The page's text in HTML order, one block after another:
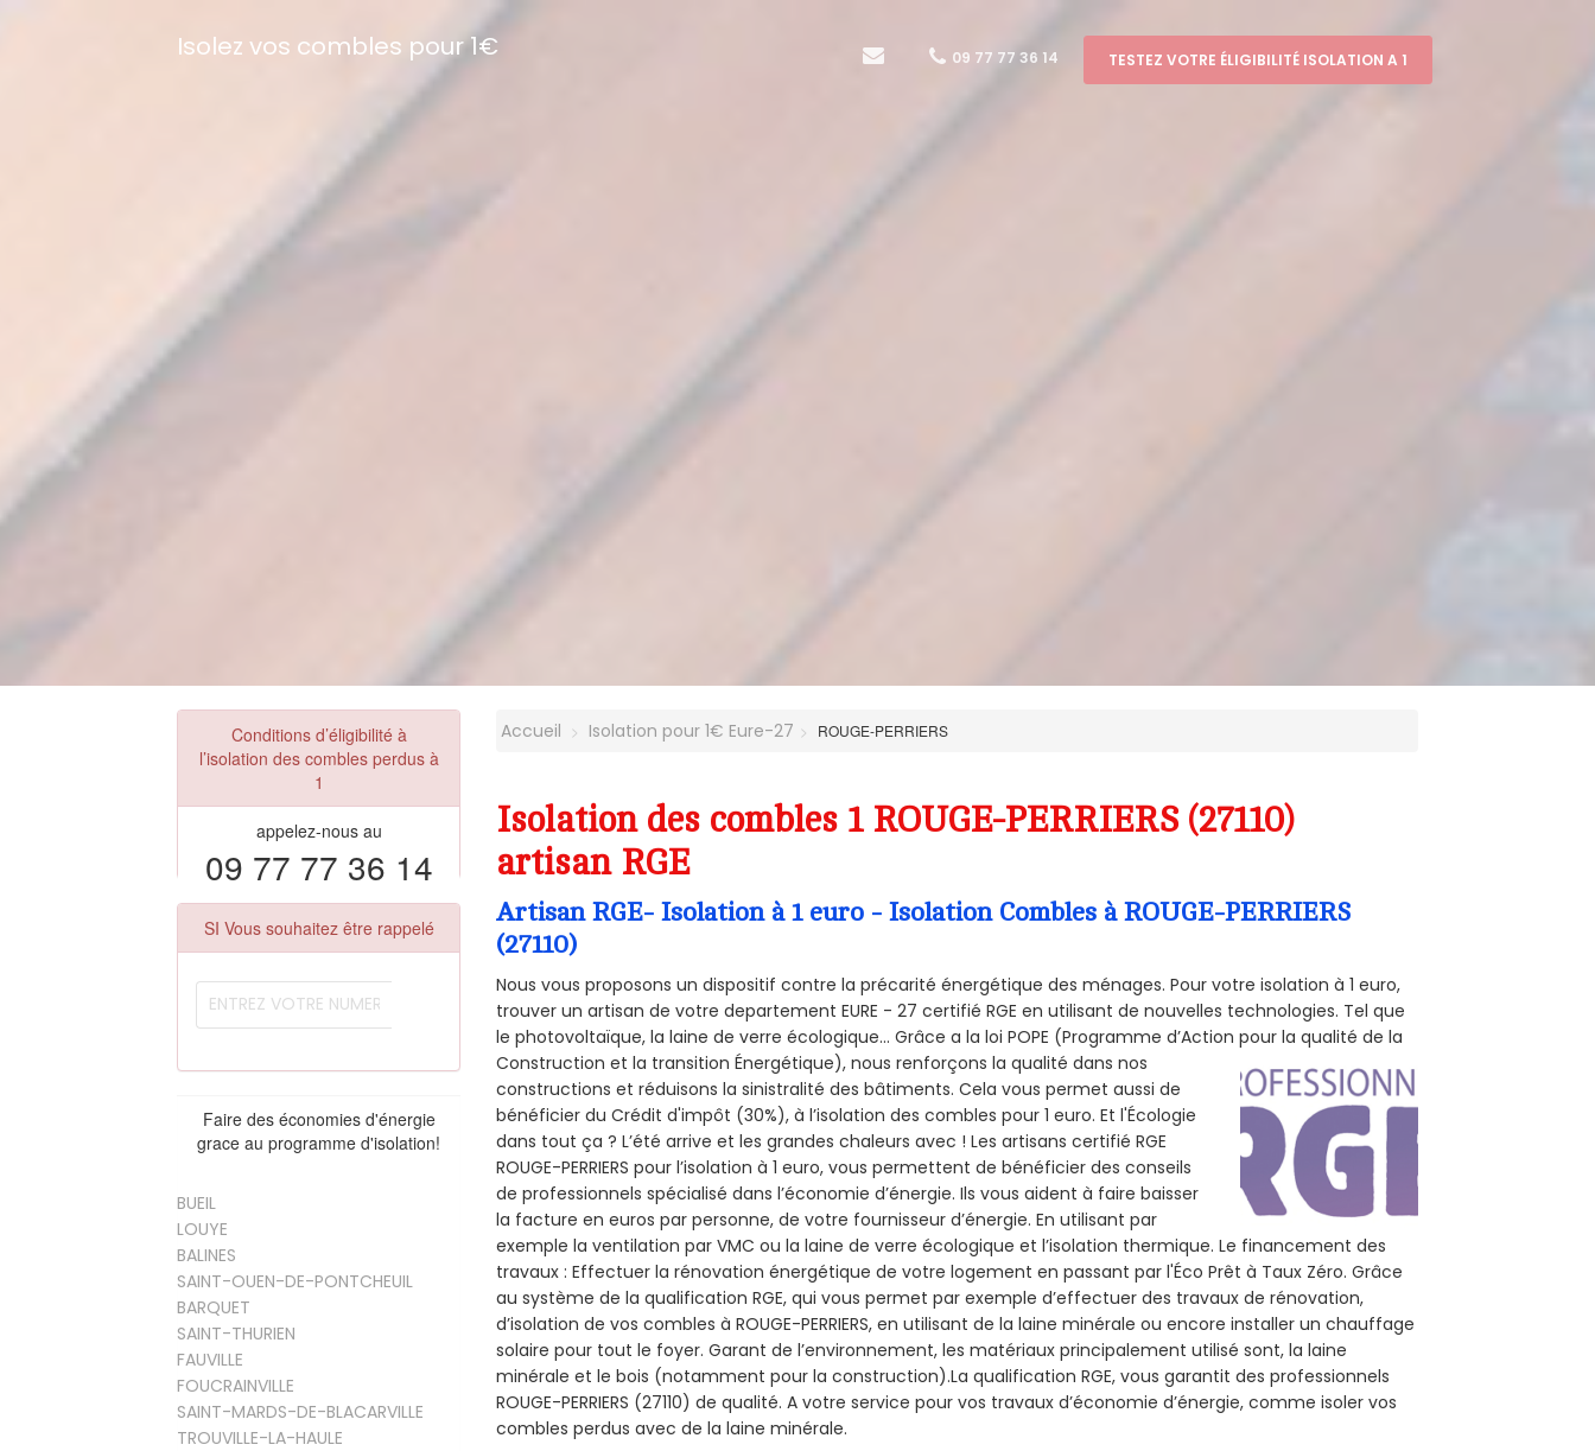
Isolez vos combles pour 1€ 09 77 77 36 14 TESTEZ VOTRE ÉLIGIBILITÉ ISOLATION A 1
Conditions d’éligibilité à
l’isolation des combles perdus à
1
appelez-nous au
09 77 77 36 14
SI Vous souhaitez être rappelé
Faire des économies d'énergie
grace au programme d'isolation!
BUEIL
LOUYE
BALINES
SAINT-OUEN-DE-PONTCHEUIL
BARQUET
SAINT-THURIEN
FAUVILLE
FOUCRAINVILLE
SAINT-MARDS-DE-BLACARVILLE
TROUVILLE-LA-HAULE
Accueil Isolation pour 1€ Eure-27 ROUGE-PERRIERS
Isolation des combles 1 ROUGE-PERRIERS (27110)
artisan RGE
Artisan RGE- Isolation à 1 euro - Isolation Combles à ROUGE-PERRIERS
(27110)
Nous vous proposons un dispositif contre la précarité énergétique des ménages. Pour votre isolation à 1 euro,
trouver un artisan de votre departement EURE - 27 certifié RGE en utilisant de nouvelles technologies. Tel que
le photovoltaïque, la laine de verre écologique... Grâce a la loi POPE (Programme d’Action pour la qualité de la
Construction et la transition Énergétique), nous renforçons la qualité dans nos
constructions et réduisons la sinistralité des bâtiments. Cela vous permet aussi de
bénéficier du Crédit d'impôt (30%), à l’isolation des combles pour 1 euro. Et l'Écologie
dans tout ça ? L’été arrive et les grandes chaleurs avec ! Les artisans certifié RGE
ROUGE-PERRIERS pour l’isolation à 1 euro, vous permettent de bénéficier des conseils
de professionnels spécialisé dans l’économie d’énergie. Ils vous aident à faire baisser
la facture en euros par personne, de votre fournisseur d’énergie. En utilisant par
exemple la ventilation par VMC ou la laine de verre écologique et l’isolation thermique. Le financement des
travaux : Effectuer la rénovation énergétique de votre logement en passant par l'Éco Prêt à Taux Zéro. Grâce
au système de la qualification RGE, qui vous permet par exemple d’effectuer des travaux de rénovation,
d’isolation de vos combles à ROUGE-PERRIERS, en utilisant de la laine minérale ou encore installer un chauffage
solaire pour tout le foyer. Garant de l’environnement, les matériaux principalement utilisé sont, la laine
minérale et le bois (notamment pour la construction).La qualification RGE, vous garantit des professionnels
ROUGE-PERRIERS (27110) de qualité. A votre service pour vos travaux d’économie d’énergie, comme isoler vos
combles perdus avec de la laine minérale.